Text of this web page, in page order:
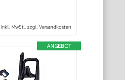
inkl. MwSt., zzgl. Versandkosten
ANGEBOT